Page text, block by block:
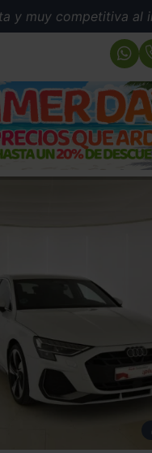
y muy competitiva al